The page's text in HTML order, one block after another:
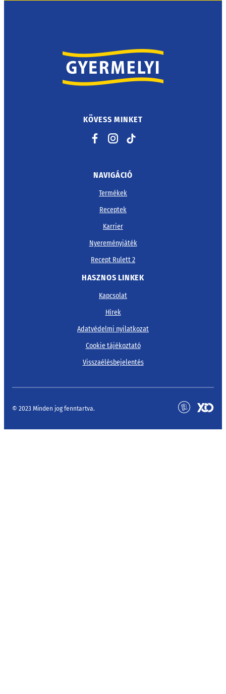
KÖVESS MINKET
Facebook Instagram TikTok
NAVIGÁCIÓ
Termékek
Receptek
Karrier
Nyereményjáték
Recept Rulett 2
HASZNOS LINKEK
Kapcsolat
Hírek
Adatvédelmi nyilatkozat
Cookie tájékoztató
Visszaélésbejelentés
© 2023 Minden jog fenntartva.